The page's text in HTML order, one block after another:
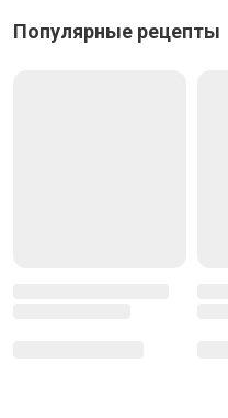
Популярные рецепты